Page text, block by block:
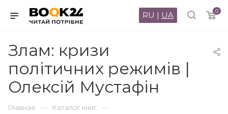
0
RU | UA
Злам: кризи
політичних режимів |
Олексій Мустафін
Главная — Каталог книг —